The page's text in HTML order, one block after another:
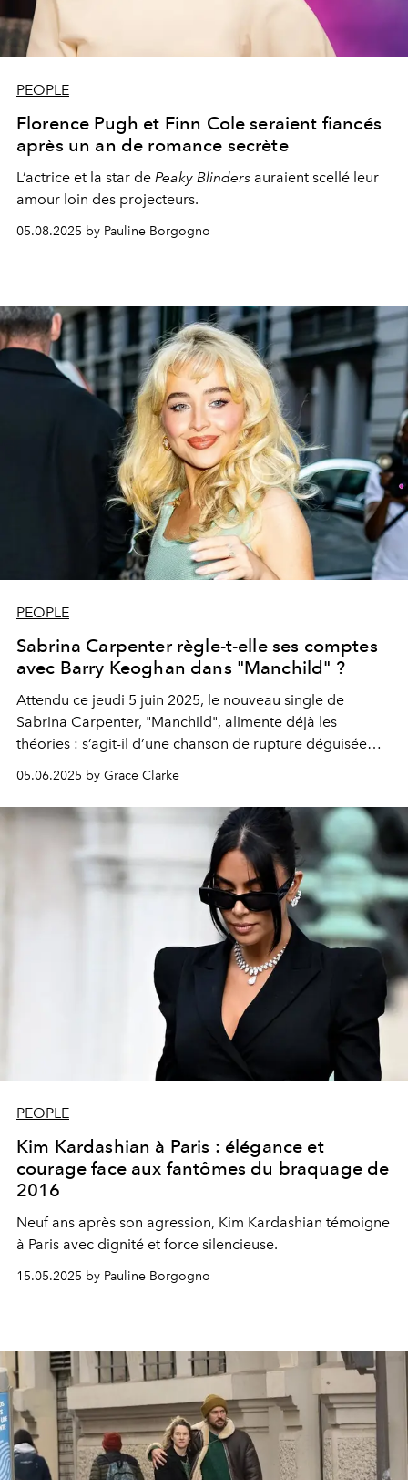
PEOPLE
Florence Pugh et Finn Cole seraient fiancés
après un an de romance secrète
L’actrice et la star de Peaky Blinders auraient scellé leur
amour loin des projecteurs.
05.08.2025 by Pauline Borgogno
PEOPLE
Sabrina Carpenter règle-t-elle ses comptes
avec Barry Keoghan dans "Manchild" ?
Attendu ce jeudi 5 juin 2025, le nouveau single de
Sabrina Carpenter, "Manchild", alimente déjà les
théories : s’agit-il d’une chanson de rupture déguisée
sont persuadés.
05.06.2025 by Grace Clarke
PEOPLE
Kim Kardashian à Paris : élégance et
courage face aux fantômes du braquage de
2016
Neuf ans après son agression, Kim Kardashian témoigne
à Paris avec dignité et force silencieuse.
15.05.2025 by Pauline Borgogno